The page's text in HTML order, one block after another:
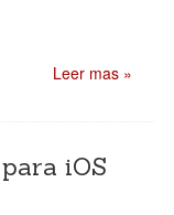
Leer mas »
iOS